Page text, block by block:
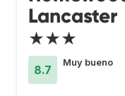
Lancaster
★★★
8.7
Muy bueno